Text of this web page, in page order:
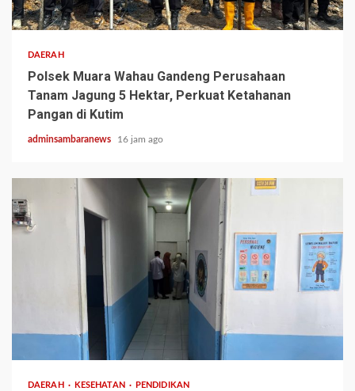
2 min read
DAERAH
Polsek Muara Wahau Gandeng Perusahaan
Tanam Jagung 5 Hektar, Perkuat Ketahanan
Pangan di Kutim
adminsambaranews 16 jam ago
3 min read
DAERAH KESEHATAN PENDIDIKAN